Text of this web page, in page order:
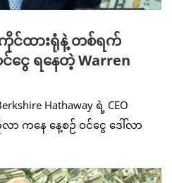
ထားရုံနဲ့ တစ်ရက်
ငွေ ရနေတဲ့ Warren
Hathaway ရဲ့ CEO
ာ ကနေ နေ့စဉ် ဝင်ငွေ ဒေါ်လာ